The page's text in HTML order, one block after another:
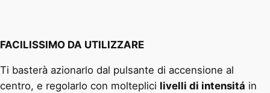
FACILISSIMO DA UTILIZZARE
Ti basterà azionarlo dal pulsante di accensione al
centro, e regolarlo con molteplici livelli di intensitá in